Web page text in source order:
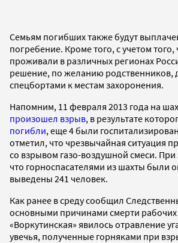
Семьям погибших также будут
погребение. Кроме того, с учетом
проживали в различных регионах
решение, по желанию родственников,
спецбортами к местам захоронения.
Напомним, 11 февраля 2013 года на
произошел взрыв, в результате
погибли, еще 4 были
отметил, что чрезвычайная ситуация
со взрывом газо-воздушной смеси.
что горноспасателями из шахты были
выведены 241 человек.
Как ранее в среду сообщил
основными причинами смерти рабочих
«Воркутинская» явилось отравление
увечья, полученные горняками при